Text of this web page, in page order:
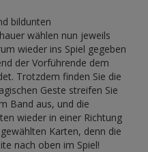
bildunten
wählen nun jeweils
wieder ins Spiel gegeben
der Vorführende dem
Trotzdem finden Sie die
Geste streifen Sie
Band aus, und die
wieder in einer Richtung
Karten, denn die
nach oben im Spiel!